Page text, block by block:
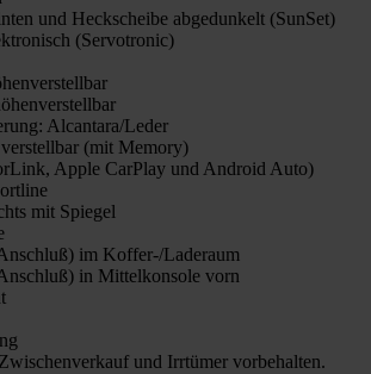
und Heck­schei­be abge­dun­kelt (Sun­Set)
(Ser­vo­tro­nic)
Alcantara/Leder
(mit Memo­ry)
Apple Car­Play und Android Auto)
mit Spie­gel
im Kof­fer-/La­de­raum
in Mit­tel­kon­so­le vorn
und Irr­tü­mer vor­be­hal­ten.